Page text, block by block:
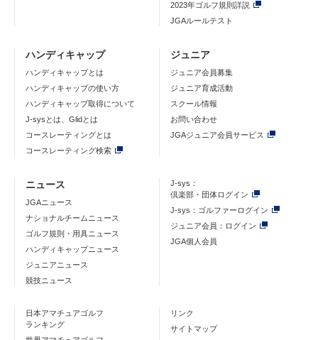
2023年ゴルフ規則詳説
JGAルールテスト
ハンディキャップ
ハンディキャップとは
ハンディキャップの使い方
ハンディキャップ取得について
J-sysとは、Glidとは
コースレーティングとは
コースレーティング検索
ジュニア
ジュニア会員募集
ジュニア育成活動
スクール情報
お問い合わせ
JGAジュニア会員サービス
ニュース
JGAニュース
ナショナルチームニュース
ゴルフ規則・用具ニュース
ハンディキャップニュース
ジュニアニュース
競技ニュース
J-sys：
倶楽部・団体ログイン
J-sys：ゴルファーログイン
ジュニア会員：ログイン
JGA個人会員
日本アマチュアゴルフ
ランキング
リンク
サイトマップ